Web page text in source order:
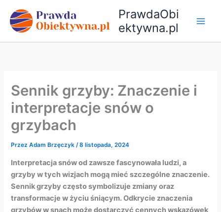
treści
PrawdaObi
ektywna.pl
Sennik grzyby: Znaczenie i
interpretacje snów o
grzybach
PrzezAdam Brzęczyk/8 listopada, 2024
Interpretacja snów od zawsze fascynowała ludzi, a
grzyby w tych wizjach mogą mieć szczególne znaczenie.
Sennik grzyby często symbolizuje zmiany oraz
transformacje w życiu śniącym. Odkrycie znaczenia
grzybów w snach może dostarczyć cennych wskazówek